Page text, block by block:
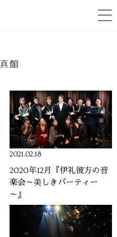
館
2021.02.18
2020年12月『伊礼彼方の音
楽会～美しきパーティー
～』